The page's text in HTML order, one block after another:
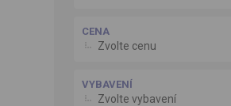
CENA
Zvolte cenu
VYBAVENÍ
Zvolte vybavení